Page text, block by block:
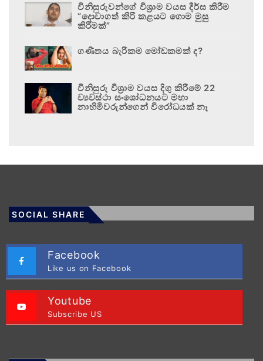
විනිසුරුවන්ගේ විශ්‍රාම වයස දීර්ඝ කිරීම
“දොවාගත් කිරි කළයට ගොම මුසු
කිරීමක්”
ගණිතය බැරිකම මෝඩකමක් ද?
විනිසුරු විශ්‍රාම වයස දිගු කිරීමේ 22
ව්‍යවස්ථා සංශෝධනයට මහා
නාහිමිවරුන්ගෙන් විරෝධයක් නෑ
SOCIAL SHARE
Facebook
Like us on Facebook
Youtube
Subscribe US